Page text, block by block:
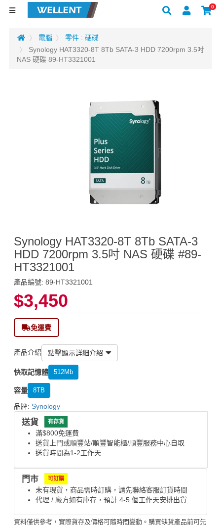
0
電腦
零件 : 硬碟
Synology HAT3320-8T 8Tb SATA-3 HDD 7200rpm 3.5吋
NAS 硬碟 89-HT3321001
Synology HAT3320-8T 8Tb SATA-3
HDD 7200rpm 3.5吋 NAS 硬碟 #89-
HT3321001
產品編號: 89-HT3321001
$3,450
免運費
產品介紹 點擊顯示詳細介紹
快取記憶體 512Mb
容量 8TB
品牌: Synology
送貨 有存貨
滿$800免運費
送貨上門或順豐站/順豐智能櫃/順豐服務中心自取
送貨時間為1-2工作天
門市 可訂購
未有現貨，商品需時訂購，請先聯絡客服訂貨時間
代理 / 廠方如有庫存，預計 4-5 個工作天安排出貨
資料僅供參考，實際貨存及價格可隨時間變動。購買缺貨產品前可先